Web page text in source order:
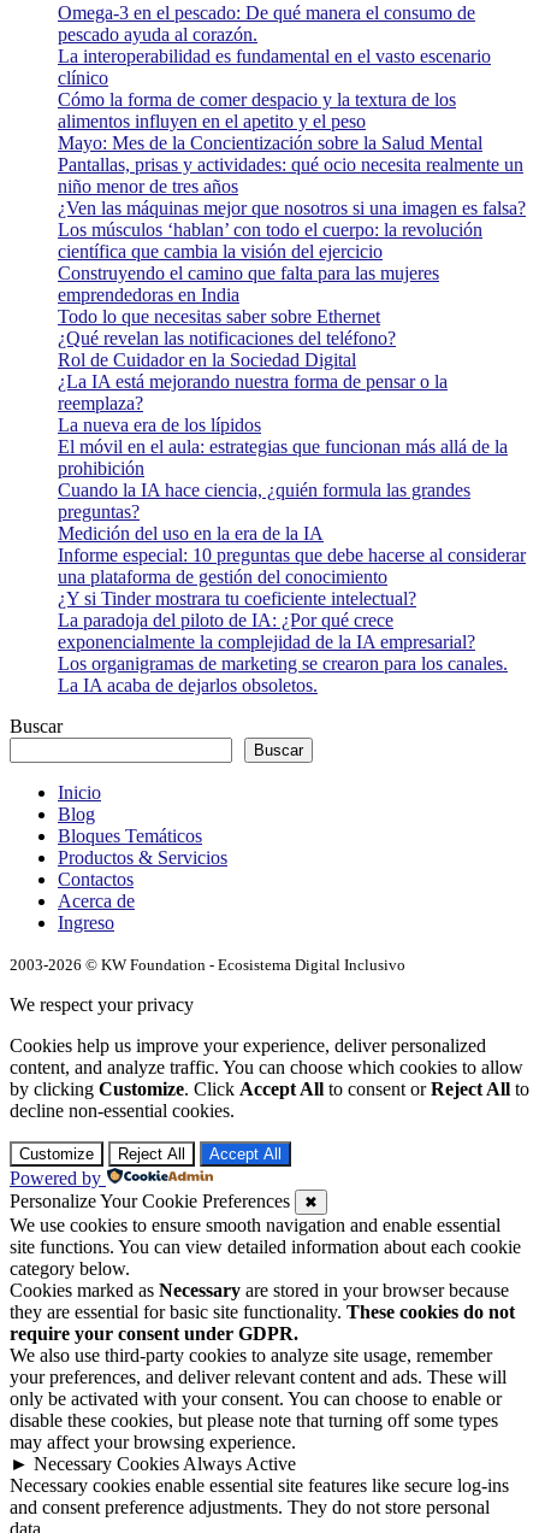
Omega-3 en el pescado: De qué manera el consumo de
pescado ayuda al corazón.
La interoperabilidad es fundamental en el vasto escenario
clínico
Cómo la forma de comer despacio y la textura de los
alimentos influyen en el apetito y el peso
Mayo: Mes de la Concientización sobre la Salud Mental
Pantallas, prisas y actividades: qué ocio necesita realmente un
niño menor de tres años
¿Ven las máquinas mejor que nosotros si una imagen es falsa?
Los músculos ‘hablan’ con todo el cuerpo: la revolución
científica que cambia la visión del ejercicio
Construyendo el camino que falta para las mujeres
emprendedoras en India
Todo lo que necesitas saber sobre Ethernet
¿Qué revelan las notificaciones del teléfono?
Rol de Cuidador en la Sociedad Digital
¿La IA está mejorando nuestra forma de pensar o la
reemplaza?
La nueva era de los lípidos
El móvil en el aula: estrategias que funcionan más allá de la
prohibición
Cuando la IA hace ciencia, ¿quién formula las grandes
preguntas?
Medición del uso en la era de la IA
Informe especial: 10 preguntas que debe hacerse al considerar
una plataforma de gestión del conocimiento
¿Y si Tinder mostrara tu coeficiente intelectual?
La paradoja del piloto de IA: ¿Por qué crece
exponencialmente la complejidad de la IA empresarial?
Los organigramas de marketing se crearon para los canales.
La IA acaba de dejarlos obsoletos.
Buscar
Buscar
Inicio
Blog
Bloques Temáticos
Productos & Servicios
Contactos
Acerca de
Ingreso
2003-2026 © KW Foundation - Ecosistema Digital Inclusivo
We respect your privacy
Cookies help us improve your experience, deliver personalized
content, and analyze traffic. You can choose which cookies to allow
by clicking Customize. Click Accept All to consent orReject All to
decline non-essential cookies.
Customize Reject All Accept All
Powered by
Personalize Your Cookie Preferences
✖
We use cookies to ensure smooth navigation and enable essential
site functions. You can view detailed information about each cookie
category below.
Cookies marked as Necessary are stored in your browser because
they are essential for basic site functionality. These cookies do not
require your consent under GDPR.
We also use third-party cookies to analyze site usage, remember
your preferences, and deliver relevant content and ads. These will
only be activated with your consent. You can choose to enable or
disable these cookies, but please note that turning off some types
may affect your browsing experience.
► Necessary Cookies Always Active
Necessary cookies enable essential site features like secure log-ins
and consent preference adjustments. They do not store personal
data.